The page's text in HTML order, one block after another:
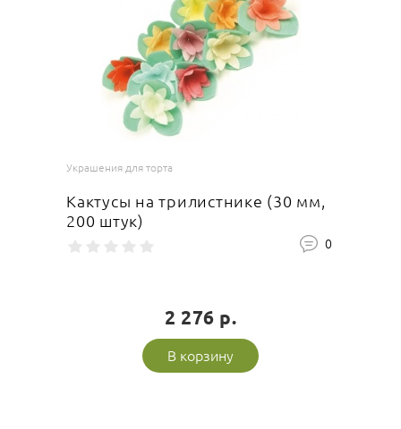
Украшения для торта
Кактусы на трилистнике (30 мм,
200 штук)
0
2 276 р.
В корзину